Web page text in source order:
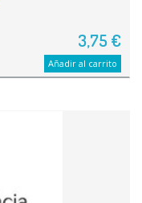
3,75 €
Añadir al carrito